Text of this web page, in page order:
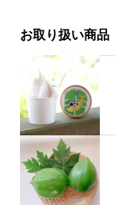
お取り扱い商品